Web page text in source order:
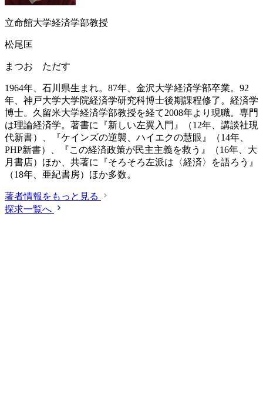
立命館大学経済学部教授
松尾匡
まつお ただす
1964年、石川県生まれ。87年、金沢大学経済学部卒業。92
年、神戸大学大学院経済学研究科博士後期課程修了。経済学
博士。久留米大学経済学部教授を経て2008年より現職。専門
は理論経済学。著書に『新しい左翼入門』（12年、講談社現
代新書）、『ケインズの逆襲、ハイエクの慧眼』（14年、
PHP新書）、『この経済政策が民主主義を救う』（16年、大
月書店）ほか、共著に『そろそろ左派は〈経済〉を語ろう』
（18年、亜紀書房）ほか多数。
著者情報をもっと見る
探求一覧へ